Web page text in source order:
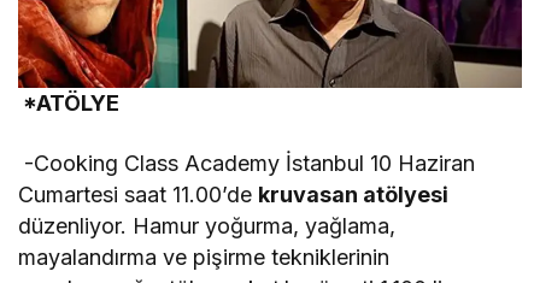
*ATÖLYE
-Cooking Class Academy İstanbul 10 Haziran
Cumartesi saat 11.00’de kruvasan atölyesi
düzenliyor. Hamur yoğurma, yağlama,
mayalandırma ve pişirme tekniklerinin